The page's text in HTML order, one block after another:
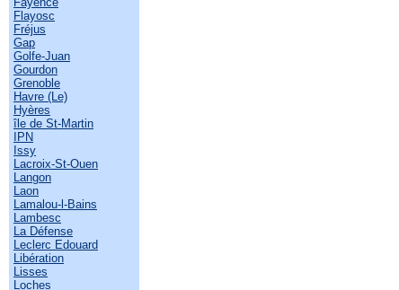
Flayosc
Fréjus
Gap
Golfe-Juan
Gourdon
Grenoble
Havre (Le)
Hyères
île de St-Martin
IPN
Issy
Lacroix-St-Ouen
Langon
Laon
Lamalou-l-Bains
Lambesc
La Défense
Leclerc Edouard
Libération
Lisses
Loches